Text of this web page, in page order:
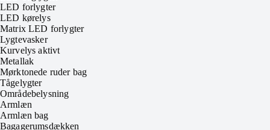
LED forlygter
LED kørelys
Matrix LED forlygter
Lygtevasker
Kurvelys aktivt
Metallak
Mørktonede ruder bag
Tågelygter
Områdebelysning
Armlæn
Armlæn bag
Bagagerumsdækken